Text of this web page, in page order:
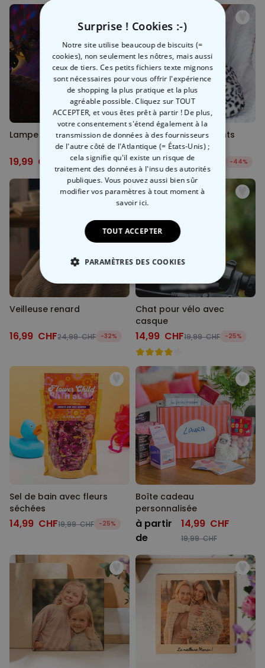
Lampe de bain Disco
19,99 CHF 29,99 CHF -33%
Chaussons chauffants
micro-onde
27,99 CHF 49,99 CHF -44%
Veilleuse renard
16,99 CHF24,99 CHF -32%
Chat pour vélo avec
casque
14,99 CHF19,99 CHF -25%
Sel de bain avec fleurs
séchées
14,99 CHF19,99 CHF -25%
Boîte cadeau
personnalisée
à partir
de
14,99 CHF
19,99 CHF
Surprise ! Cookies :-)
Notre site utilise beaucoup de biscuits (=
cookies), non seulement les nôtres, mais aussi
ceux de tiers. Ces petits fichiers texte mignons
sont nécessaires pour vous offrir l'expérience
de shopping la plus pratique et la plus
agréable possible. Cliquez sur TOUT
ACCEPTER, et vous êtes prêt à partir ! De plus,
votre consentement s'étend également à la
transmission de données à des fournisseurs
de l'autre côté de l'Atlantique (= États-Unis) ;
cela signifie qu'il existe un risque de
traitement des données à l'insu des autorités
publiques. Vous pouvez aussi bien sûr
modifier vos paramètres à tout momentà
savoir ici.
TOUT ACCEPTER
PARAMÈTRES DES COOKIES
STRICTEMENT NÉCESSAIRE
COMMERCIALISATION
NON CLASSÉ